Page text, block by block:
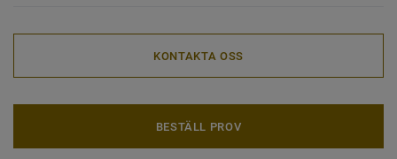
KONTAKTA OSS
BESTÄLL PROV